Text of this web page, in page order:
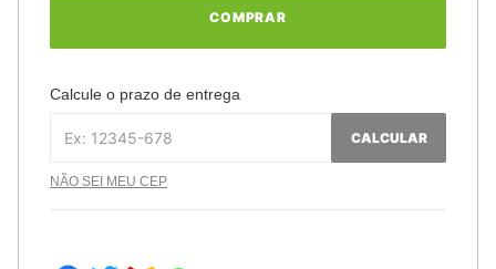
COMPRAR
Calcule o prazo de entrega
CALCULAR
NÃO SEI MEU CEP